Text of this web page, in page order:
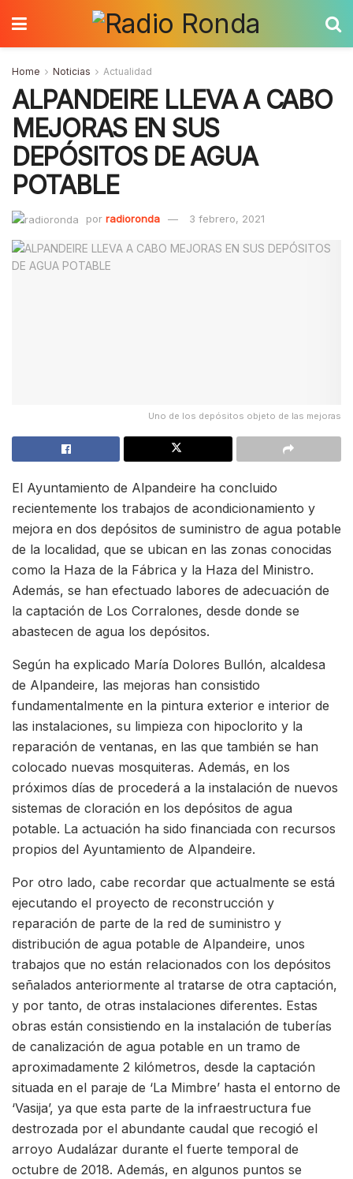
Home Noticias Actualidad
ALPANDEIRE LLEVA A CABO
MEJORAS EN SUS
DEPÓSITOS DE AGUA
POTABLE
por radioronda 3 febrero, 2021
Uno de los depósitos objeto de las mejoras
El Ayuntamiento de Alpandeire ha concluido
recientemente los trabajos de acondicionamiento y
mejora en dos depósitos de suministro de agua potable
de la localidad, que se ubican en las zonas conocidas
como la Haza de la Fábrica y la Haza del Ministro.
Además, se han efectuado labores de adecuación de
la captación de Los Corralones, desde donde se
abastecen de agua los depósitos.
Según ha explicado María Dolores Bullón, alcaldesa
de Alpandeire, las mejoras han consistido
fundamentalmente en la pintura exterior e interior de
las instalaciones, su limpieza con hipoclorito y la
reparación de ventanas, en las que también se han
colocado nuevas mosquiteras. Además, en los
próximos días de procederá a la instalación de nuevos
sistemas de cloración en los depósitos de agua
potable. La actuación ha sido financiada con recursos
propios del Ayuntamiento de Alpandeire.
Por otro lado, cabe recordar que actualmente se está
ejecutando el proyecto de reconstrucción y
reparación de parte de la red de suministro y
distribución de agua potable de Alpandeire, unos
trabajos que no están relacionados con los depósitos
señalados anteriormente al tratarse de otra captación,
y por tanto, de otras instalaciones diferentes. Estas
obras están consistiendo en la instalación de tuberías
de canalización de agua potable en un tramo de
aproximadamente 2 kilómetros, desde la captación
situada en el paraje de ‘La Mimbre’ hasta el entorno de
‘Vasija’, ya que esta parte de la infraestructura fue
destrozada por el abundante caudal que recogió el
arroyo Audalázar durante el fuerte temporal de
octubre de 2018. Además, en algunos puntos se